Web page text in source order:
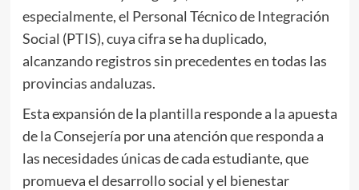
especialmente, el Personal Técnico de Integración
Social (PTIS), cuya cifra se ha duplicado,
alcanzando registros sin precedentes en todas las
provincias andaluzas.
Esta expansión de la plantilla responde a la apuesta
de la Consejería por una atención que responda a
las necesidades únicas de cada estudiante, que
promueva el desarrollo social y el bienestar